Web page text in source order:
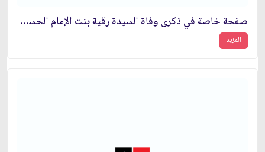
صفحة خاصة في ذكرى وفاة السيدة رقية بنت الإمام الحسين(ع)
المزيد